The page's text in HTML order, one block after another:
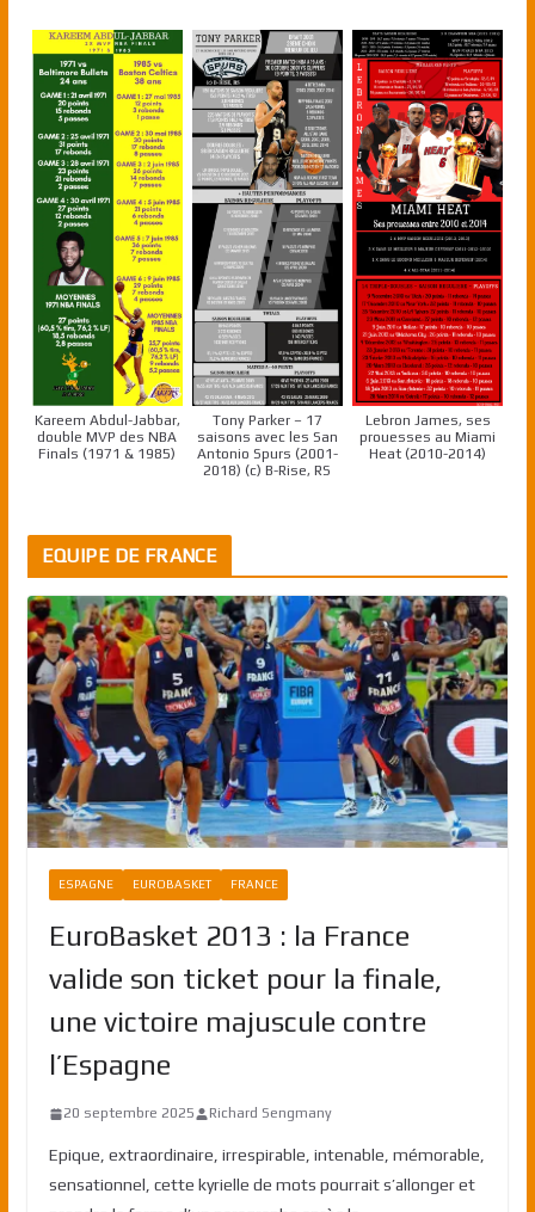
Kareem Abdul-Jabbar,
double MVP des NBA
Finals (1971 & 1985)
Tony Parker – 17
saisons avec les San
Antonio Spurs (2001-
2018) (c) B-Rise, RS
Lebron James, ses
prouesses au Miami
Heat (2010-2014)
EQUIPE DE FRANCE
ESPAGNE EUROBASKET FRANCE
EuroBasket 2013 : la France
valide son ticket pour la finale,
une victoire majuscule contre
l’Espagne
20 septembre 2025 Richard Sengmany
Epique, extraordinaire, irrespirable, intenable, mémorable,
sensationnel, cette kyrielle de mots pourrait s’allonger et